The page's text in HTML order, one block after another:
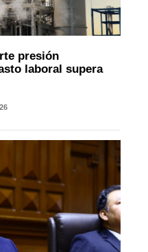
presión
laboral supera